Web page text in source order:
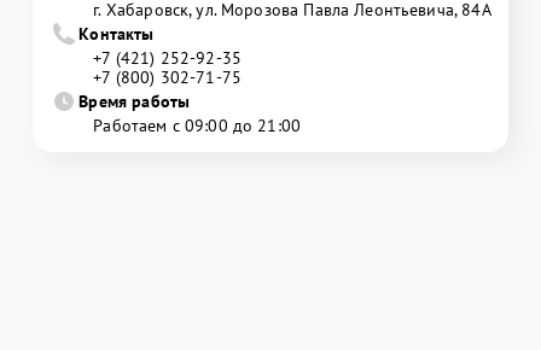
г. Хабаровск, ул. Морозова Павла Леонтьевича, 84А
Контакты
+7 (421) 252-92-35
+7 (800) 302-71-75
Время работы
Работаем с 09:00 до 21:00